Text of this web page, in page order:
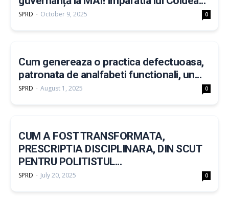
SPRD - October 9, 2025 0
Cum genereaza o practica defectuoasa,
patronata de analfabeti functionali, un...
SPRD - August 1, 2025 0
CUM A FOST TRANSFORMATA,
PRESCRIPTIA DISCIPLINARA, DIN SCUT
PENTRU POLITISTUL...
SPRD - July 20, 2025 0